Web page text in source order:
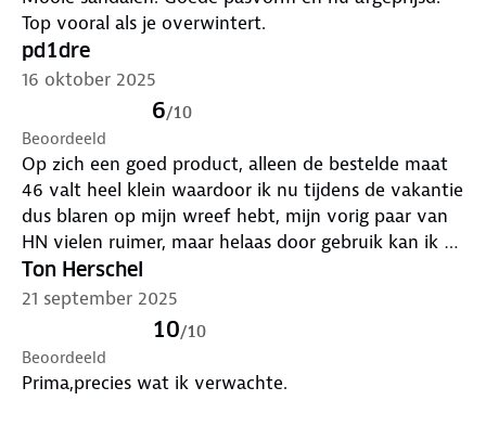
Top vooral als je overwintert.
pd1dre
16 oktober 2025
6/10
Beoordeeld
Op zich een goed product, alleen de bestelde maat
46 valt heel klein waardoor ik nu tijdens de vakantie
dus blaren op mijn wreef hebt, mijn vorig paar van
HN vielen ruimer, maar helaas door gebruik kan ik ze
niet meer ruilen
Ton Herschel
21 september 2025
10/10
Beoordeeld
Prima,precies wat ik verwachte.